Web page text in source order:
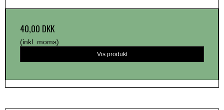
40,00 DKK
(inkl. moms)
Vis produkt